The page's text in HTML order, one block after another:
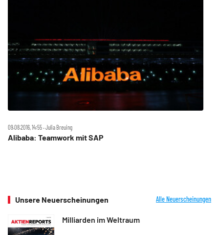
09.08.2016, 14:55 ‧ Julia Breuing
Alibaba: Teamwork mit SAP
Unsere Neuerscheinungen Alle Neuerscheinungen
Milliarden im Weltraum